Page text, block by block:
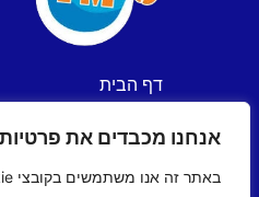
אנחנו מכבדים את
דף הבית
ספורט
תכניות